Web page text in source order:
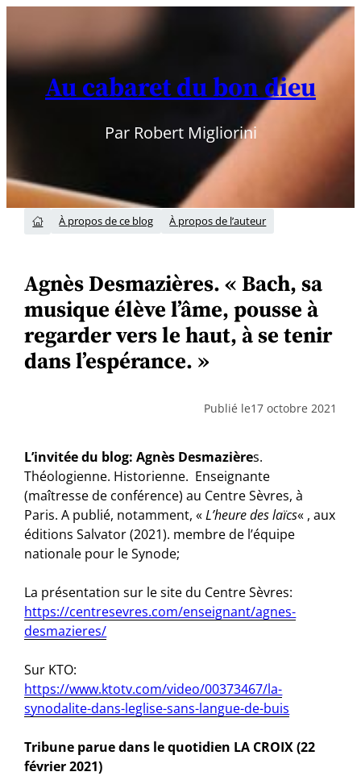
contenu
Au cabaret du bon dieu
Par Robert Migliorini
 À propos de ce blog À propos de l’auteur
Agnès Desmazières. « Bach, sa
musique élève l’âme, pousse à
regarder vers le haut, à se tenir
dans l’espérance. »
Publié le17 octobre 2021
L’invitée du blog: Agnès Desmazières.
Théologienne. Historienne. Enseignante
(maîtresse de conférence) au Centre Sèvres, à
Paris. A publié, notamment, «L’heure des laïcs« , aux
éditions Salvator (2021). membre de l’équipe
nationale pour le Synode;
La présentation sur le site du Centre Sèvres:
https://centresevres.com/enseignant/agnes-
desmazieres/
Sur KTO:
https://www.ktotv.com/video/00373467/la-
synodalite-dans-leglise-sans-langue-de-buis
Tribune parue dans le quotidien LA CROIX (22
février 2021)